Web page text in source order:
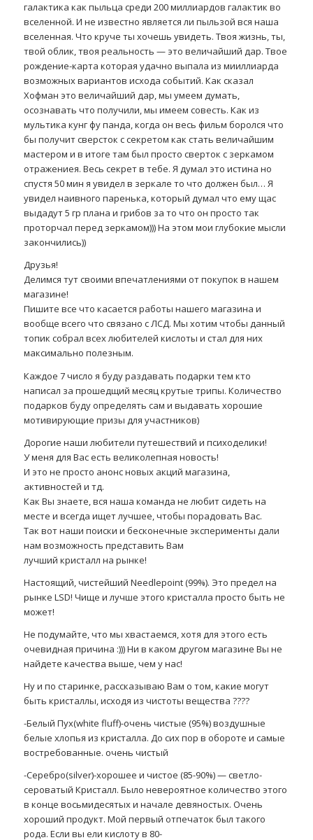
галактика как пыльца среди 200 миллиардов галактик во
вселенной. И не известно является ли пыльзой вся наша
вселенная. Что круче ты хочешь увидеть. Твоя жизнь, ты,
твой облик, твоя реальность — это величайший дар. Твое
рождение-карта которая удачно выпала из мииллиарда
возможных вариантов исхода событий. Как сказал
Хофман это величайший дар, мы умеем думать,
осознавать что получили, мы имеем совесть. Как из
мультика кунг фу панда, когда он весь фильм боролся что
бы получит сверсток с секретом как стать величайшим
мастером и в итоге там был просто сверток с зеркамом
отражениея. Весь секрет в тебе. Я думал это истина но
спустя 50 мин я увидел в зеркале то что должен был… Я
увидел наивного паренька, который думал что ему щас
выдадут 5 гр плана и грибов за то что он просто так
проторчал перед зеркамом))) На этом мои глубокие мысли
закончились))
Друзья!
Делимся тут своими впечатлениями от покупок в нашем
магазине!
Пишите все что касается работы нашего магазина и
вообще всего что связано с ЛСД. Мы хотим чтобы данный
топик собрал всех любителей кислоты и стал для них
максимально полезным.
Каждое 7 число я буду раздавать подарки тем кто
написал за прошедщий месяц крутые трипы. Количество
подарков буду определять сам и выдавать хорошие
мотивирующие призы для участников)
Дорогие наши любители путешествий и психоделики!
У меня для Вас есть великолепная новость!
И это не просто анонс новых акций магазина,
активностей и тд.
Как Вы знаете, вся наша команда не любит сидеть на
месте и всегда ищет лучшее, чтобы порадовать Вас.
Так вот наши поиски и бесконечные эксперименты дали
нам возможность представить Вам
лучший кристалл на рынке!
Настоящий, чистейший Needlepoint (99%). Это предел на
рынке LSD! Чище и лучше этого кристалла просто быть не
может!
Не подумайте, что мы хвастаемся, хотя для этого есть
очевидная причина :))) Ни в каком другом магазине Вы не
найдете качества выше, чем у нас!
Ну и по старинке, рассказываю Вам о том, какие могут
быть кристаллы, исходя из чистоты вещества ????
-Белый Пух(white fluff)-очень чистые (95%) воздушные
белые хлопья из кристалла. До сих пор в обороте и самые
востребованные. очень чистый
-Серебро(silver)-хорошее и чистое (85-90%) — светло-
сероватый Кристалл. Было невероятное количество этого
в конце восьмидесятых и начале девяностых. Очень
хороший продукт. Мой первый отпечаток был такого
рода. Если вы ели кислоту в 80-